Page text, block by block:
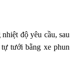
độ yêu cầu, sau
tưới bằng xe phun